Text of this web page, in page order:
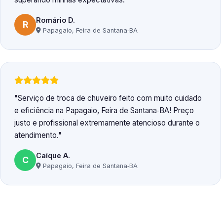
R Romário D.
Papagaio, Feira de Santana‑BA
Serviço de troca de chuveiro feito com muito cuidado
e eficiência na Papagaio, Feira de Santana‑BA! Preço
justo e profissional extremamente atencioso durante o
atendimento.
C Caíque A.
Papagaio, Feira de Santana‑BA